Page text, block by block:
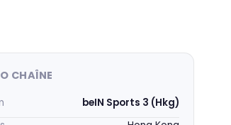
CHAÎNE
beIN Sports 3 (Hkg)